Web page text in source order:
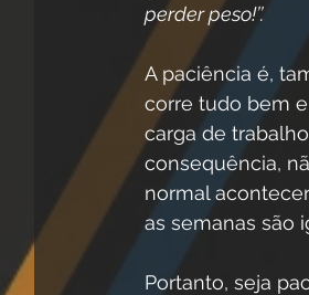
perder peso!’’.
A paciência é,
corre tudo bem
carga de
consequência,
normal
as semanas são
Portanto, seja